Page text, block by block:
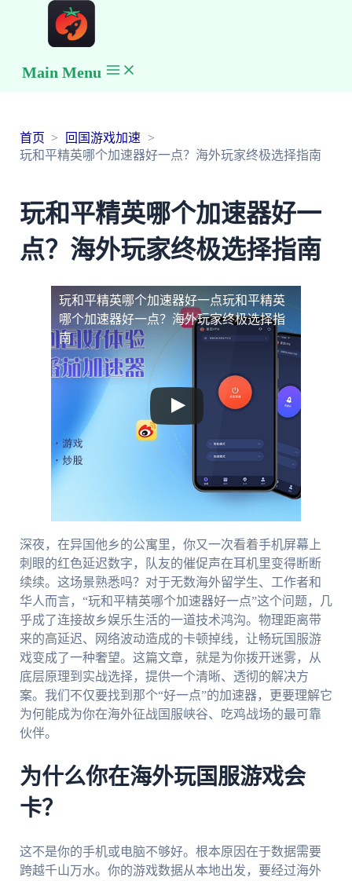
Main Menu
首页
回国游戏加速
玩和平精英哪个加速器好一点？海外玩家终极选择指南
玩和平精英哪个加速器好一
点？海外玩家终极选择指南
玩和平精英哪个加速器好一点玩和平精英
哪个加速器好一点？海外玩家终极选择指
南
深夜，在异国他乡的公寓里，你又一次看着手机屏幕上
刺眼的红色延迟数字，队友的催促声在耳机里变得断断
续续。这场景熟悉吗？对于无数海外留学生、工作者和
华人而言，“玩和平精英哪个加速器好一点”这个问题，几
乎成了连接故乡娱乐生活的一道技术鸿沟。物理距离带
来的高延迟、网络波动造成的卡顿掉线，让畅玩国服游
戏变成了一种奢望。这篇文章，就是为你拨开迷雾，从
底层原理到实战选择，提供一个清晰、透彻的解决方
案。我们不仅要找到那个“好一点”的加速器，更要理解它
为何能成为你在海外征战国服峡谷、吃鸡战场的最可靠
伙伴。
为什么你在海外玩国服游戏会
卡？
这不是你的手机或电脑不够好。根本原因在于数据需要
跨越千山万水。你的游戏数据从本地出发，要经过海外